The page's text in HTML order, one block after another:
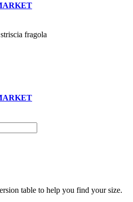
table to help you find your size.